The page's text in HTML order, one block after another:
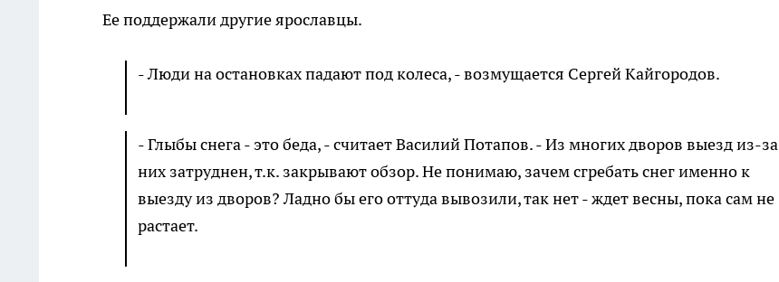
Ее поддержали другие ярославцы.
- Люди на остановках падают под колеса, - возмущается Сергей Кайгородов.
- Глыбы снега - это беда, - считает Василий Потапов. - Из многих дворов выезд из-за
них затруднен, т.к. закрывают обзор. Не понимаю, зачем сгребать снег именно к
выезду из дворов? Ладно бы его оттуда вывозили, так нет - ждет весны, пока сам не
растает.